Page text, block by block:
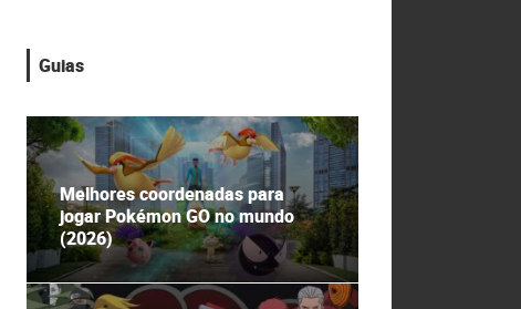
Guias
Melhores coordenadas para
jogar Pokémon GO no mundo
(2026)